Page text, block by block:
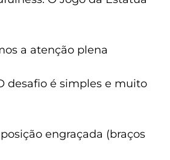
a atenção plena
desafio é simples e muito
engraçada (braços